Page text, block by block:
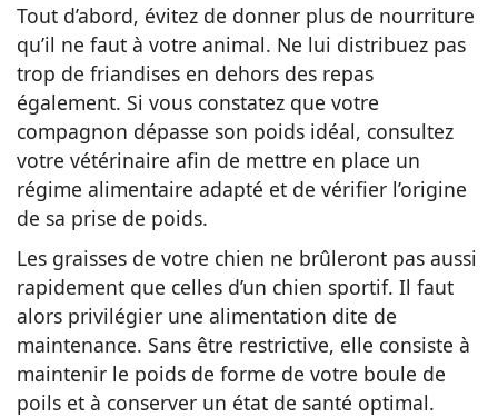
Tout d’abord, évitez de donner plus de nourriture
qu’il ne faut à votre animal. Ne lui distribuez pas
trop de friandises en dehors des repas
également. Si vous constatez que votre
compagnon dépasse son poids idéal, consultez
votre vétérinaire afin de mettre en place un
régime alimentaire adapté et de vérifier l’origine
de sa prise de poids.
Les graisses de votre chien ne brûleront pas aussi
rapidement que celles d’un chien sportif. Il faut
alors privilégier une alimentation dite de
maintenance. Sans être restrictive, elle consiste à
maintenir le poids de forme de votre boule de
poils et à conserver un état de santé optimal.